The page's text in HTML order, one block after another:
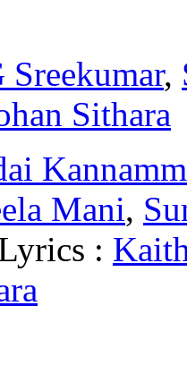
Sreekumar,
Sithara
Mani,
: